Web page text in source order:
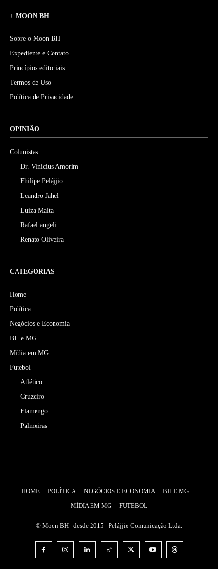
+ MOON BH
Sobre o Moon BH
Expediente e Contato
Princípios editoriais
Termos de Uso
Política de Privacidade
OPINIÃO
Colunistas
Dr. Vinicius Amorim
Fhilipe Pelájjio
Leandro Jahel
Luiza Malta
Rafael angeli
Renato Oliveira
CATEGORIAS
Home
Política
Negócios e Economia
BH e MG
Mídia em MG
Futebol
Atlético
Cruzeiro
Flamengo
Palmeiras
HOME POLÍTICA NEGÓCIOS E ECONOMIA
BH E MG
MÍDIA EM MG
FUTEBOL
© Moon BH - desde 2015 - Pelájjio Comunicação Ltda.